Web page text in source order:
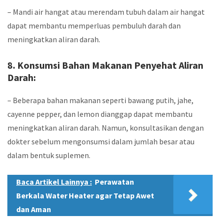
– Mandi air hangat atau merendam tubuh dalam air hangat
dapat membantu memperluas pembuluh darah dan
meningkatkan aliran darah.
8. Konsumsi Bahan Makanan Penyehat Aliran
Darah:
– Beberapa bahan makanan seperti bawang putih, jahe,
cayenne pepper, dan lemon dianggap dapat membantu
meningkatkan aliran darah. Namun, konsultasikan dengan
dokter sebelum mengonsumsi dalam jumlah besar atau
dalam bentuk suplemen.
Baca Artikel Lainnya : Perawatan
Berkala Water Heater agar Tetap Awet
dan Aman